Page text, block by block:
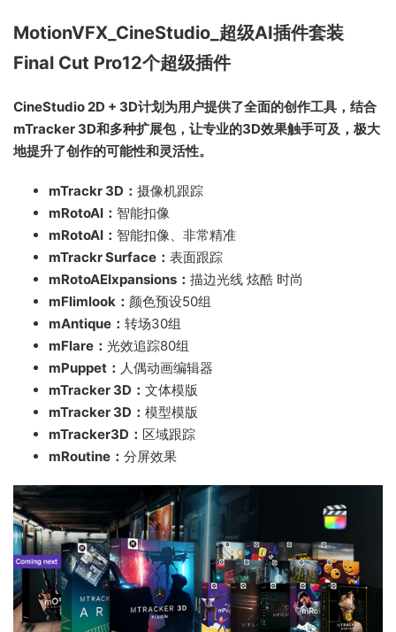
MotionVFX_CineStudio_超级AI插件套装
Final Cut Pro12个超级插件
CineStudio 2D + 3D计划为用户提供了全面的创作工具，结合
mTracker 3D和多种扩展包，让专业的3D效果触手可及，极大
地提升了创作的可能性和灵活性。
mTrackr 3D： 摄像机跟踪
mRotoAI： 智能扣像
mRotoAI： 智能扣像、非常精准
mTrackr Surface： 表面跟踪
mRotoAEIxpansions： 描边光线 炫酷 时尚
mFlimlook： 颜色预设50组
mAntique： 转场30组
mFlare： 光效追踪80组
mPuppet： 人偶动画编辑器
mTracker 3D： 文体模版
mTracker 3D： 模型模版
mTracker3D： 区域跟踪
mRoutine： 分屏效果